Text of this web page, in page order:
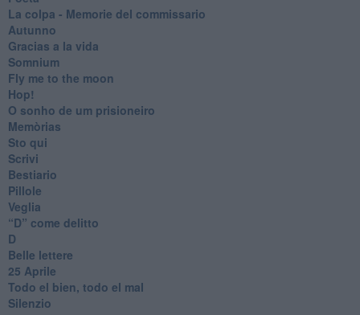
​La colpa - Memorie del commissario
Autunno
Gracias a la vida
Somnium
Fly me to the moon
Hop!
O sonho de um prisioneiro
Memòrias
Sto qui
Scrivi
Bestiario
Pillole
Veglia
​“D” come delitto
D
Belle lettere
25 Aprile
Todo el bien, todo el mal
Silenzio